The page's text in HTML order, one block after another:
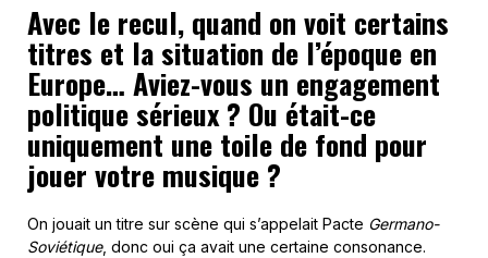
Avec le recul, quand on voit certains
titres et la situation de l’époque en
Europe… Aviez-vous un engagement
politique sérieux ? Ou était-ce
uniquement une toile de fond pour
jouer votre musique ?
On jouait un titre sur scène qui s’appelait Pacte Germano-
Soviétique, donc oui ça avait une certaine consonance.